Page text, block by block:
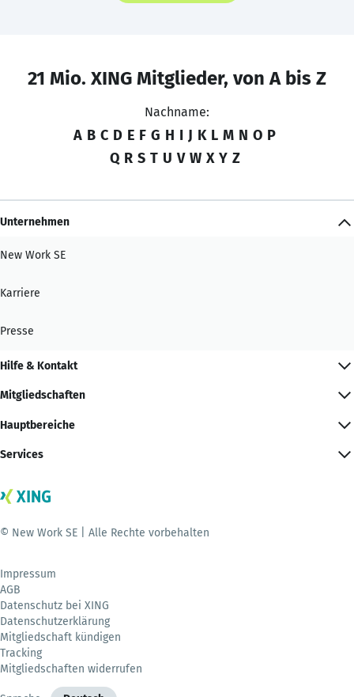
21 Mio. XING Mitglieder, von A bis Z
Nachname:
A B C D E F G H I J K L M N O P
Q R S T U V W X Y Z
Unternehmen
New Work SE
Karriere
Presse
Hilfe & Kontakt
Mitgliedschaften
Hauptbereiche
Services
© New Work SE | Alle Rechte vorbehalten
Impressum
AGB
Datenschutz bei XING
Datenschutzerklärung
Mitgliedschaft kündigen
Tracking
Mitgliedschaften widerrufen